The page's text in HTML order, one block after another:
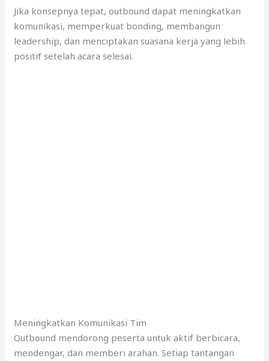
Jika konsepnya tepat, outbound dapat meningkatkan
komunikasi, memperkuat bonding, membangun
leadership, dan menciptakan suasana kerja yang lebih
positif setelah acara selesai.
Meningkatkan Komunikasi Tim
Outbound mendorong peserta untuk aktif berbicara,
mendengar, dan memberi arahan. Setiap tantangan